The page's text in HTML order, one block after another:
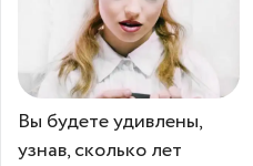
Вы будете удивлены,
узнав, сколько лет